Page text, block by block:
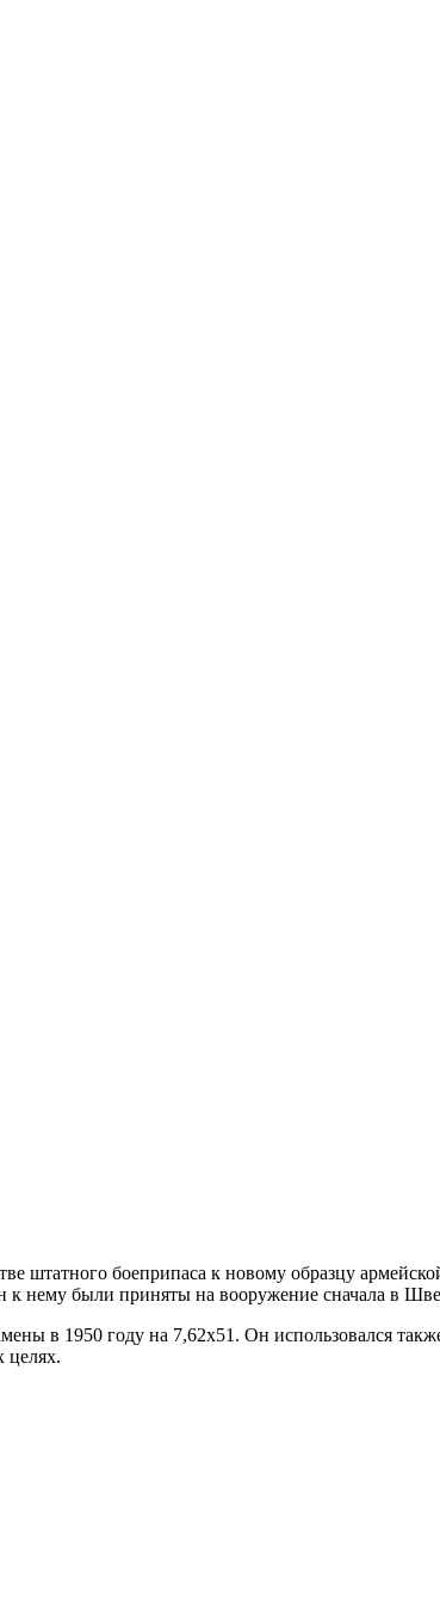
штатного боеприпаса к новому образцу
к нему были приняты на вооружение сначала в
в 1950 году на 7,62х51. Он использовался
целях.